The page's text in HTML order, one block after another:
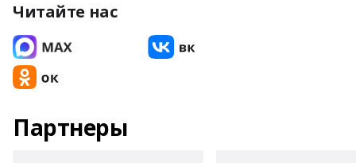
Читайте нас
Партнеры